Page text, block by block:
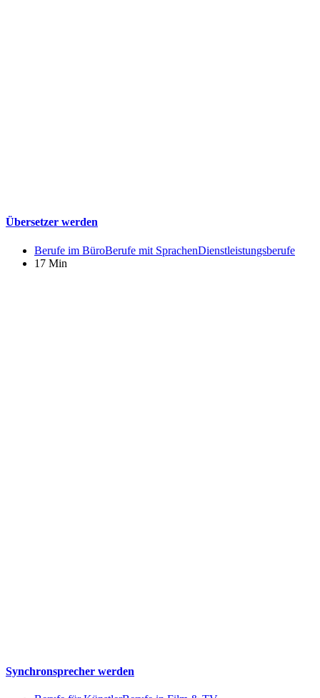
Übersetzer werden
Berufe im BüroBerufe mit SprachenDienstleistungsberufe
17 Min
Synchronsprecher werden